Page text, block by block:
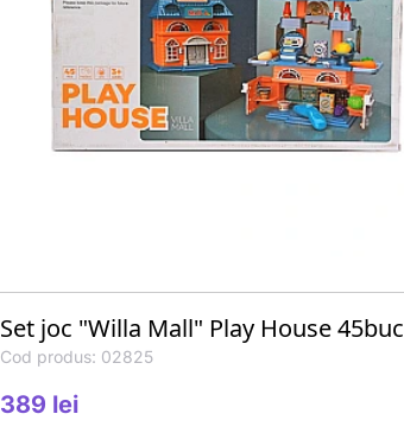
Set joc "Willa Mall" Play House 45buc
Cod produs: 02825
389 lei